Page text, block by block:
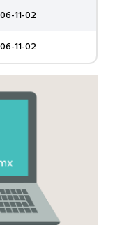
11-02
11-02